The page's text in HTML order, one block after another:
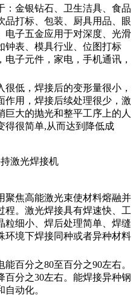
：金银钻石、卫生洁具、食品
品打标、包装、厨具用品、眼
电子五金应用于对深度、光滑
钟表、模具行业、位图打标
子元件，家电，手机通讯，
低，焊接后的变形量很小，
作用，焊接后续处理很少，激
大的抛光和整平工序上的人
得很简单,从而达到降低成
聚焦高能激光束使材料熔融并
程。激光焊接具有焊速快、工
粒细小、焊后处理简单、焊缝
环境下焊接同种或者异种材料
能百分之80至百分之90左右。
百分之30左右。能焊接异种钢
动化。